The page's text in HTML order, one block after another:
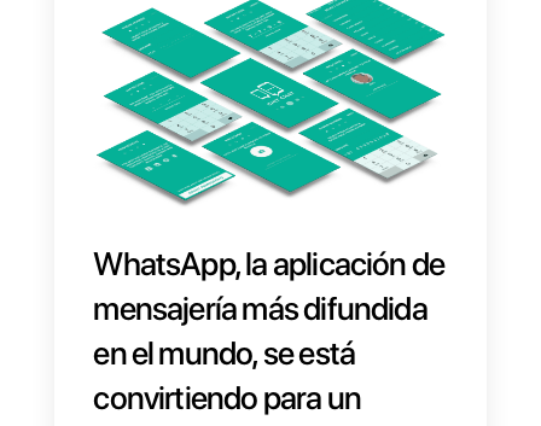
CRM
WhatsApp, la aplicación